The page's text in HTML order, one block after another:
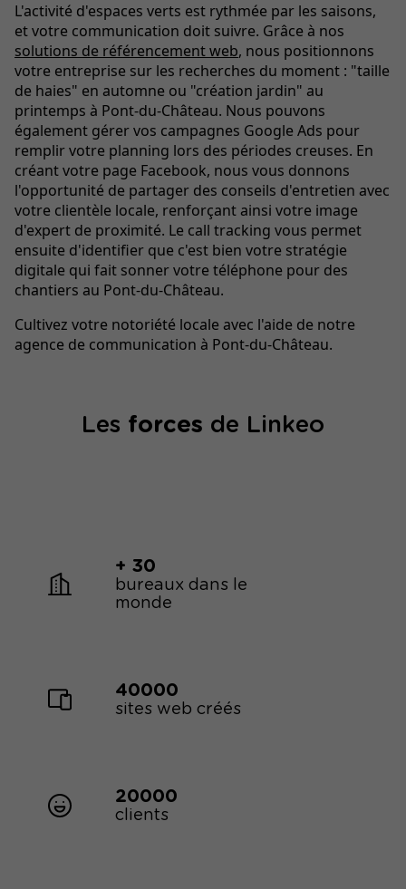
L'activité d'espaces verts est rythmée par les saisons,
et votre communication doit suivre. Grâce à nos
solutions de référencement web, nous positionnons
votre entreprise sur les recherches du moment : "taille
de haies" en automne ou "création jardin" au
printemps à Pont-du-Château. Nous pouvons
également gérer vos campagnes Google Ads pour
remplir votre planning lors des périodes creuses. En
créant votre page Facebook, nous vous donnons
l'opportunité de partager des conseils d'entretien avec
votre clientèle locale, renforçant ainsi votre image
d'expert de proximité. Le call tracking vous permet
ensuite d'identifier que c'est bien votre stratégie
digitale qui fait sonner votre téléphone pour des
chantiers au Pont-du-Château.
Cultivez votre notoriété locale avec l'aide de notre
agence de communication à Pont-du-Château.
Les forces de Linkeo
+ 30
bureaux dans le
monde
40000
sites web créés
20000
clients